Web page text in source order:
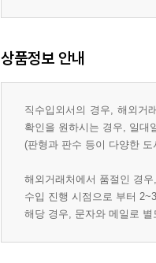
상품정보 안내
직수입외서의 경우, 해외거
확인을 원하시는 경우, 일대
(판형과 판수 등이 다양한
해외거래처에서 품절인 경
수입 진행 시점으로 부터
해당 경우, 문자와 메일로